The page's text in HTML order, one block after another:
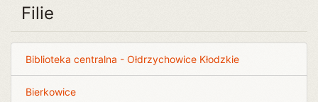
Filie
Biblioteka centralna - Ołdrzychowice Kłodzkie
Bierkowice